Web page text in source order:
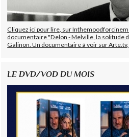
Cliquez ici pour lire, sur
documentaire "Delon - Melville, la solitude
Galinon. Un documentaire à voir sur
LE DVD/VOD DU MOIS